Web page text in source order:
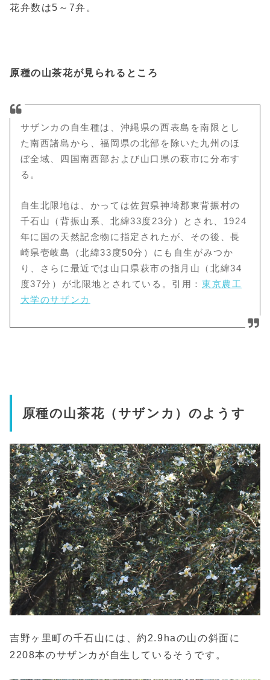
花弁数は5～7弁。
原種の山茶花が見られるところ
サザンカの自生種は、沖縄県の西表島を南限とし
た南西諸島から、福岡県の北部を除いた九州のほ
ぼ全域、四国南西部および山口県の萩市に分布す
る。
自生北限地は、かっては佐賀県神埼郡東背振村の
千石山（背振山系、北緯33度23分）とされ、1924
年に国の天然記念物に指定されたが、その後、長
崎県壱岐島（北緯33度50分）にも自生がみつか
り、さらに最近では山口県萩市の指月山（北緯34
度37分）が北限地とされている。引用：東京農工
大学のサザンカ
原種の山茶花（サザンカ）のようす
吉野ヶ里町の千石山には、約2.9haの山の斜面に
2208本のサザンカが自生しているそうです。